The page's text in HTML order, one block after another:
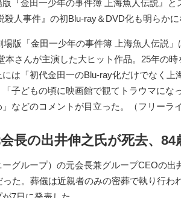
『金田一少年の事件簿 上海魚人伝説』
殺人事件』の初Blu-ray＆DVD化も明らかに
場版「金田一少年の事件簿 上海魚人伝説
本さんが主演した大ヒット作品。25年の
には「初代金田一のBlu-ray化だけでなく上
子どもの頃に映画館で観てトラウマにな
などのコメントが目立った。（フリーラ
長の出井伸之氏が死去、84
ーグループ）の元会長兼グループCEOの
た。葬儀は近親者のみの密葬で執り行わ